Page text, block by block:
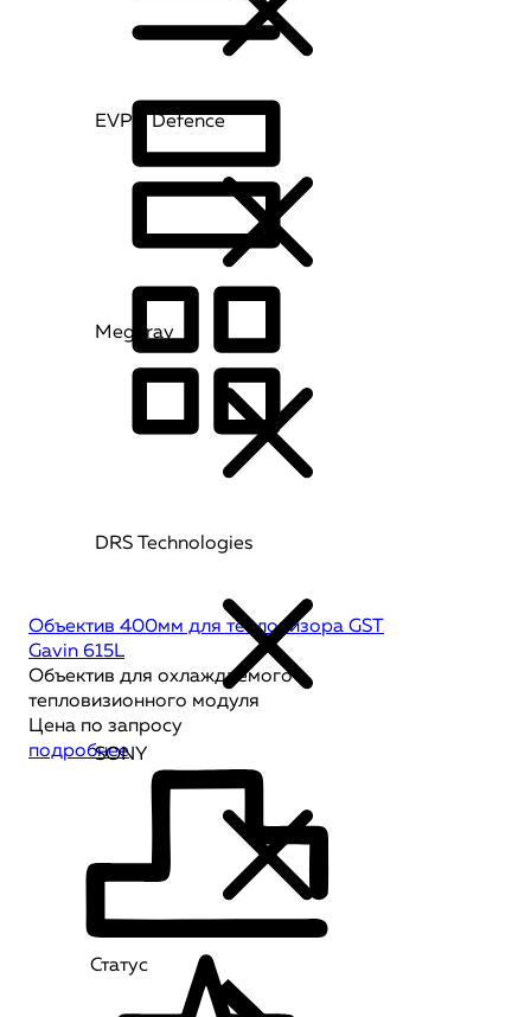
Объектив 400мм для тепловизора GST
Gavin 615L
Объектив для охлаждаемого
тепловизионного модуля
Цена по запросу
подробнее
EVPU Defence
Megaray
DRS Technologies
SONY
Статус